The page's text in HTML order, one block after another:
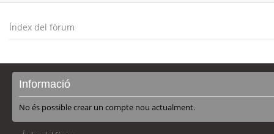
Índex del fòrum
Informació
No és possible crear un compte nou actualment.